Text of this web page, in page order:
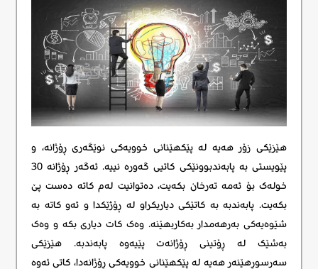
هێزێکی زۆر هەیە لە پێکهێنانی خوویەکی نوێگەری ڕۆژانە، و
پێویستی بە پابەندبوونێکی کاتیی گەورە نییە. ئەگەر ڕۆژانە 30
خولەک بۆ ئەمە تەرخان بکەیت، دەتوانیت لەم کاتە دەست پێ
بکەیت. پابەندبە بە کاتێکی دیاریکراو لە ڕۆژێکدا و ئەو کاتە بە
شێوەیەکی بەرهەمدار بەکاربهێنە. وەک کات دیاری بکە و وەک
بەشێک لە ڕۆتینی ڕۆژانەت پێیەوە پابەندبە. هێزێکی
سەرسوڕهێنەر هەیە لە پێکهێنانی خوویەکی ڕۆژانەدا، کاتی ئەوە